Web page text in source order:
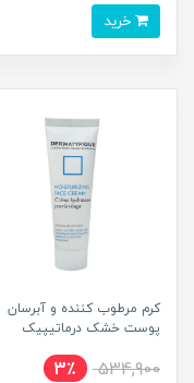
کرم مرطوب کننده و آبرسان
پوست خشک درماتیپیک
534,900
3٪